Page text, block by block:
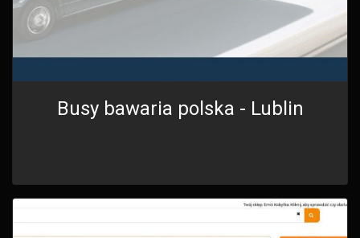
Busy bawaria polska - Lublin